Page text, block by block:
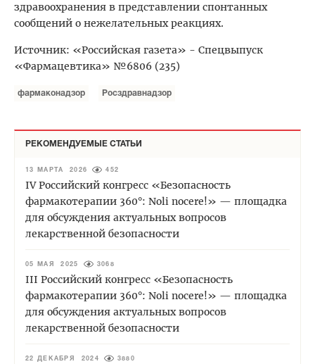
здравоохранения в представлении спонтанных
сообщений о нежелательных реакциях.
Источник: «Российская газета» - Спецвыпуск
«Фармацевтика» №6806 (235)
фармаконадзор Росздравнадзор
РЕКОМЕНДУЕМЫЕ СТАТЬИ
13 МАРТА 2026 452
IV Российский конгресс «Безопасность
фармакотерапии 360°: Noli nocere!» — площадка
для обсуждения актуальных вопросов
лекарственной безопасности
05 МАЯ 2025 3068
III Российский конгресс «Безопасность
фармакотерапии 360°: Noli nocere!» — площадка
для обсуждения актуальных вопросов
лекарственной безопасности
22 ДЕКАБРЯ 2024 3880